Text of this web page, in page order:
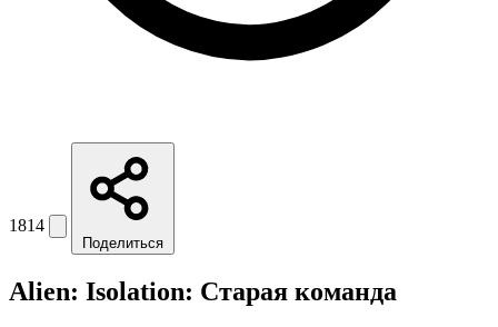
1814
Поделиться
Alien: Isolation: Cтарая команда